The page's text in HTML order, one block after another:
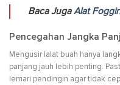
Baca JugaAlat
Pencegahan Jangka
Mengusir lalat buah hanya
panjang jauh lebih penting.
lemari pendingin agar tidak